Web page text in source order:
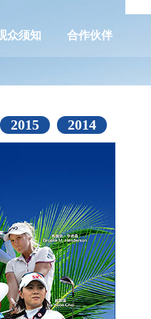
众须知 合作伙伴
2014
2015